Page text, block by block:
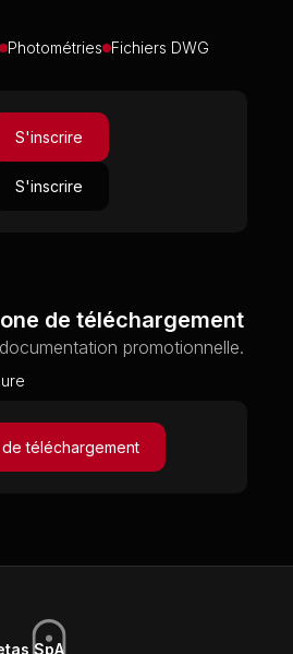
Photométries Fichiers DWG
S'inscrire
S'inscrire
de téléchargement
promotionnelle.
téléchargement
SpA